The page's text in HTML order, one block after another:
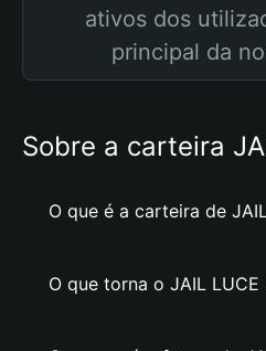
ativos dos
principal da
Sobre a carteira
O que é a carteira de
O que torna o JAIL LUCE